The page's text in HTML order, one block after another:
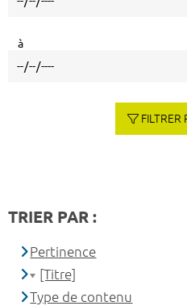
à
FILTRER
TRIER PAR :
Pertinence
[Titre]
Type de contenu